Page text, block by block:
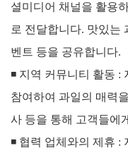
셜미디어 채널을 활용
로 전달합니다. 맛있는
벤트 등을 공유합니다.
◾ 지역 커뮤니티 활동 :
참여하여 과일의 매력
사 등을 통해 고객들에
◾ 협력 업체와의 제휴 :